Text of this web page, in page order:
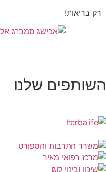
רק בריאות!
השותפים שלנו